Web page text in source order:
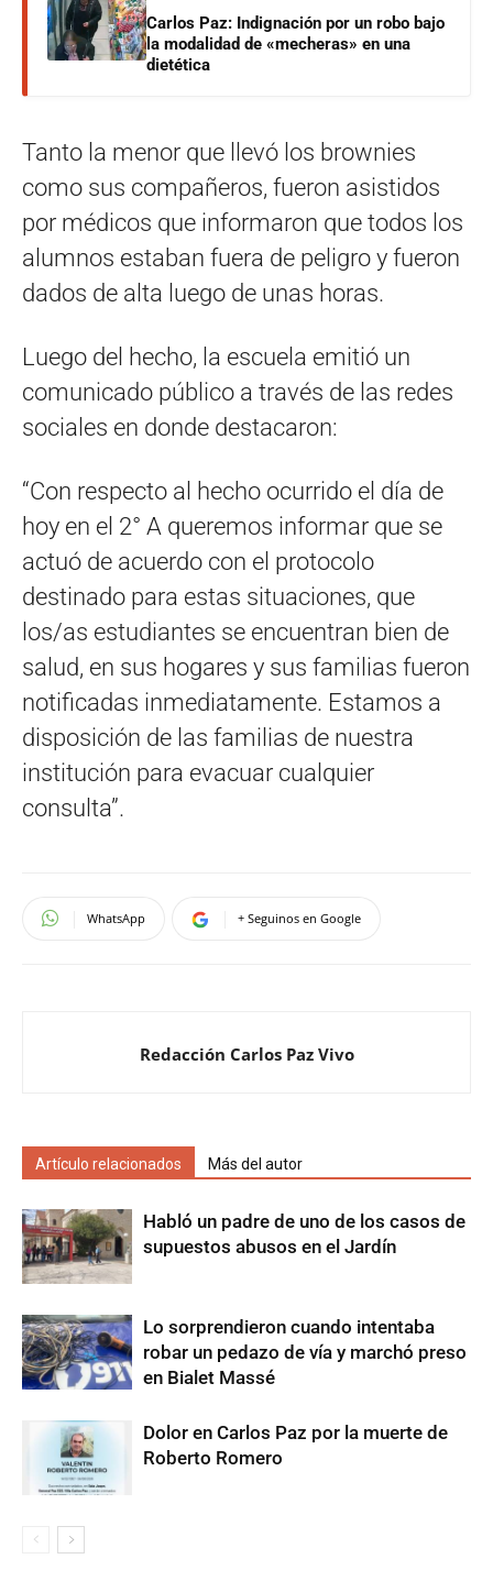
Carlos Paz: Indignación por un robo bajo
la modalidad de «mecheras» en una
dietética
Tanto la menor que llevó los brownies
como sus compañeros, fueron asistidos
por médicos que informaron que todos los
alumnos estaban fuera de peligro y fueron
dados de alta luego de unas horas.
Luego del hecho, la escuela emitió un
comunicado público a través de las redes
sociales en donde destacaron:
“Con respecto al hecho ocurrido el día de
hoy en el 2° A queremos informar que se
actuó de acuerdo con el protocolo
destinado para estas situaciones, que
los/as estudiantes se encuentran bien de
salud, en sus hogares y sus familias fueron
notificadas inmediatamente. Estamos a
disposición de las familias de nuestra
institución para evacuar cualquier
consulta”.
WhatsApp + Seguinos en Google
Redacción Carlos Paz Vivo
Artículo relacionados Más del autor
Habló un padre de uno de los casos de
supuestos abusos en el Jardín
Lo sorprendieron cuando intentaba
robar un pedazo de vía y marchó preso
en Bialet Massé
Dolor en Carlos Paz por la muerte de
Roberto Romero